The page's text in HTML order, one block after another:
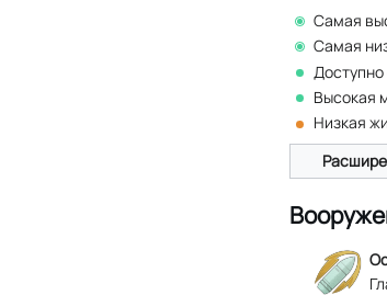
Самая
Самая
Высокая
Низкая